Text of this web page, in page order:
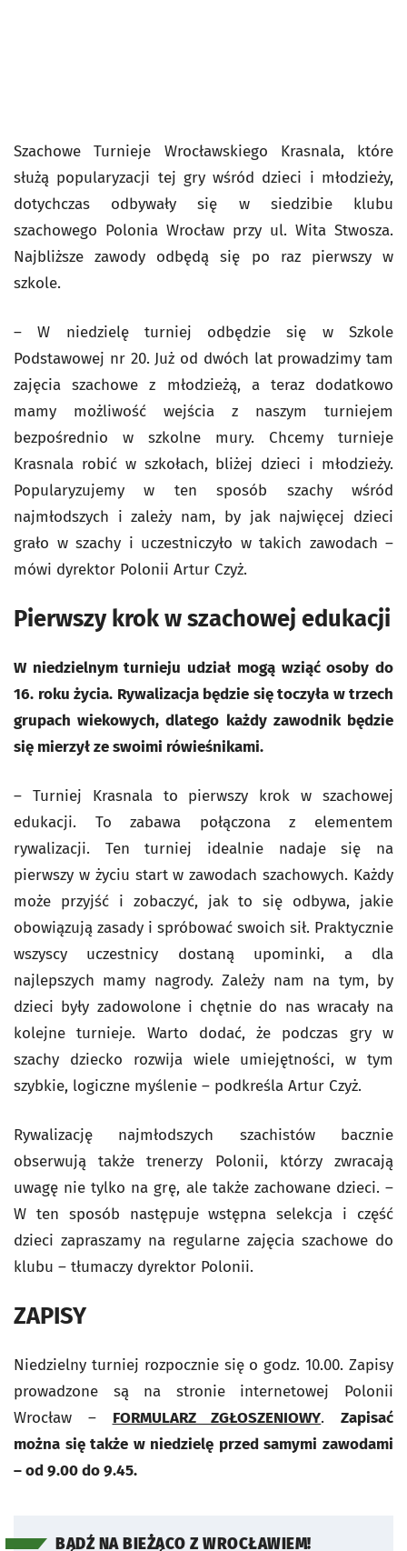
Szachowe Turnieje Wrocławskiego Krasnala, które
służą popularyzacji tej gry wśród dzieci i młodzieży,
dotychczas odbywały się w siedzibie klubu
szachowego Polonia Wrocław przy ul. Wita Stwosza.
Najbliższe zawody odbędą się po raz pierwszy w
szkole.
– W niedzielę turniej odbędzie się w Szkole
Podstawowej nr 20. Już od dwóch lat prowadzimy tam
zajęcia szachowe z młodzieżą, a teraz dodatkowo
mamy możliwość wejścia z naszym turniejem
bezpośrednio w szkolne mury. Chcemy turnieje
Krasnala robić w szkołach, bliżej dzieci i młodzieży.
Popularyzujemy w ten sposób szachy wśród
najmłodszych i zależy nam, by jak najwięcej dzieci
grało w szachy i uczestniczyło w takich zawodach –
mówi dyrektor Polonii Artur Czyż.
Pierwszy krok w szachowej edukacji
W niedzielnym turnieju udział mogą wziąć osoby do
16. roku życia. Rywalizacja będzie się toczyła w trzech
grupach wiekowych, dlatego każdy zawodnik będzie
się mierzył ze swoimi rówieśnikami.
– Turniej Krasnala to pierwszy krok w szachowej
edukacji. To zabawa połączona z elementem
rywalizacji. Ten turniej idealnie nadaje się na
pierwszy w życiu start w zawodach szachowych. Każdy
może przyjść i zobaczyć, jak to się odbywa, jakie
obowiązują zasady i spróbować swoich sił. Praktycznie
wszyscy uczestnicy dostaną upominki, a dla
najlepszych mamy nagrody. Zależy nam na tym, by
dzieci były zadowolone i chętnie do nas wracały na
kolejne turnieje. Warto dodać, że podczas gry w
szachy dziecko rozwija wiele umiejętności, w tym
szybkie, logiczne myślenie – podkreśla Artur Czyż.
Rywalizację najmłodszych szachistów bacznie
obserwują także trenerzy Polonii, którzy zwracają
uwagę nie tylko na grę, ale także zachowane dzieci. –
W ten sposób następuje wstępna selekcja i część
dzieci zapraszamy na regularne zajęcia szachowe do
klubu – tłumaczy dyrektor Polonii.
ZAPISY
Niedzielny turniej rozpocznie się o godz. 10.00. Zapisy
prowadzone są na stronie internetowej Polonii
Wrocław – FORMULARZ ZGŁOSZENIOWY. Zapisać
można się także w niedzielę przed samymi zawodami
– od 9.00 do 9.45.
BĄDŹ NA BIEŻĄCO Z WROCŁAWIEM!